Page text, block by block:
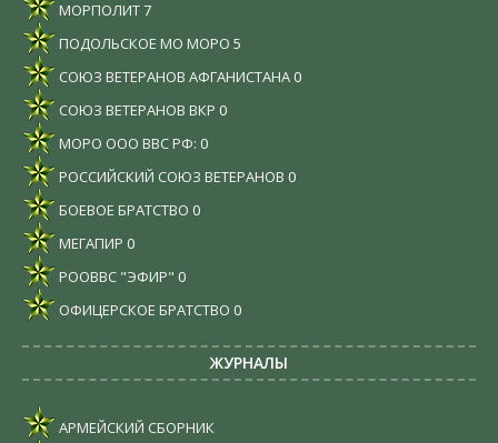
МОРПОЛИТ7
ПОДОЛЬСКОЕ МО МОРО 5
СОЮЗ ВЕТЕРАНОВ АФГАНИСТАНА 0
СОЮЗ ВЕТЕРАНОВ ВКР 0
МОРО ООО ВВС РФ: 0
РОССИЙСКИЙ СОЮЗ ВЕТЕРАНОВ 0
БОЕВОЕ БРАТСТВО 0
МЕГАПИР 0
РООВВС "ЭФИР" 0
ОФИЦЕРСКОЕ БРАТСТВО 0
ЖУРНАЛЫ
АРМЕЙСКИЙ СБОРНИК